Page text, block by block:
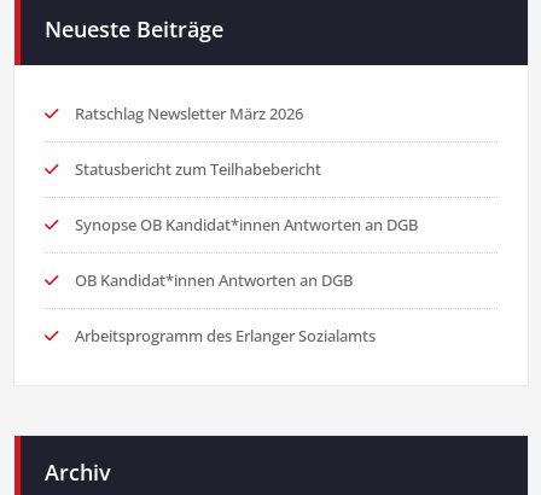
Neueste Beiträge
Ratschlag Newsletter März 2026
Statusbericht zum Teilhabebericht
Synopse OB Kandidat*innen Antworten an DGB
OB Kandidat*innen Antworten an DGB
Arbeitsprogramm des Erlanger Sozialamts
Archiv